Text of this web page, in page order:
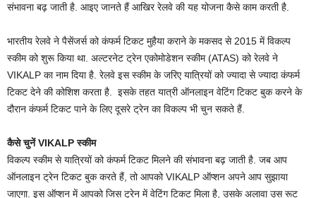
संभावना बढ़ जाती है. आइए जानते हैं आखिर रेलवे की यह योजना कैसे काम करती है.
भारतीय रेलवे ने पैसेंजर्स को कंफर्म टिकट मुहैया कराने के मकसद से 2015 में विकल्प
स्कीम को शुरू किया था. अल्टरनेट ट्रेन एकोमोडेशन स्कीम (ATAS) को रेलवे ने
VIKALP का नाम दिया है. रेलवे इस स्कीम के जरिए यात्रियों को ज्यादा से ज्यादा कंफर्म
टिकट देने की कोशिश करता है. इसके तहत यात्री ऑनलाइन वेटिंग टिकट बुक करने के
दौरान कंफर्म टिकट पाने के लिए दूसरे ट्रेन का विकल्प भी चुन सकते हैं.
कैसे चुनें VIKALP स्कीम
विकल्प स्कीम से यात्रियों को कंफर्म टिकट मिलने की संभावना बढ़ जाती है. जब आप
ऑनलाइन ट्रेन टिकट बुक करते हैं, तो आपको VIKALP ऑप्शन अपने आप सुझाया
जाएगा. इस ऑप्शन में आपको जिस ट्रेन में वेटिंग टिकट मिला है, उसके अलावा उस रूट